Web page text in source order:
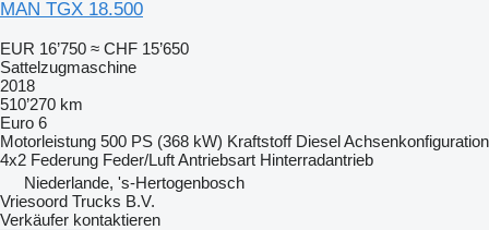
MAN TGX 18.500
EUR 16’750 ≈ CHF 15’650
Sattelzugmaschine
2018
510’270 km
Euro 6
Motorleistung 500 PS (368 kW) Kraftstoff DieselAchsenkonfiguration
4x2 Federung Feder/LuftAntriebsart Hinterradantrieb
Niederlande, 's-Hertogenbosch
Vriesoord Trucks B.V.
Verkäufer kontaktieren